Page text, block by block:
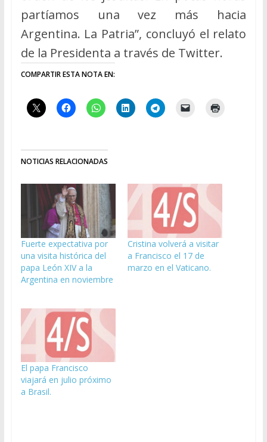
partíamos una vez más hacia
Argentina. La Patria”, concluyó el relato
de la Presidenta a través de Twitter.
COMPARTIR ESTA NOTA EN:
NOTICIAS RELACIONADAS
Fuerte expectativa por
una visita histórica del
papa León XIV a la
Argentina en noviembre
Cristina volverá a visitar
a Francisco el 17 de
marzo en el Vaticano.
El papa Francisco
viajará en julio próximo
a Brasil.